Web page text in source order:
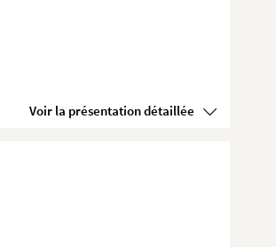
Voir la présentation détaillée